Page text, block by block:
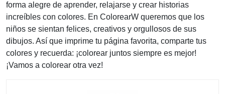
forma alegre de aprender, relajarse y crear historias
increíbles con colores. En ColorearW queremos que los
niños se sientan felices, creativos y orgullosos de sus
dibujos. Así que imprime tu página favorita, comparte tus
colores y recuerda: ¡colorear juntos siempre es mejor!
¡Vamos a colorear otra vez!